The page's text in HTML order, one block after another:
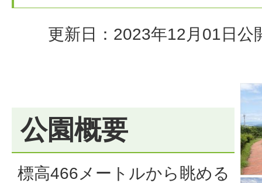
更新日：2023年12月01日 公
公園概要
標高466メートルから眺める